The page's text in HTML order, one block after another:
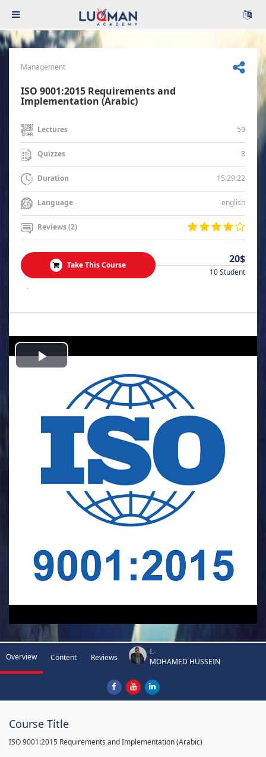
Management
ISO 9001:2015 Requirements and
Implementation (Arabic)
Lectures 59
Quizzes 8
Duration 15:29:22
Language english
Reviews (2)
Take This Course 20$
10 Student
.
Play
Video
Overview Content Reviews
I.-
MOHAMED HUSSEIN
Course Title
ISO 9001:2015 Requirements and Implementation (Arabic)